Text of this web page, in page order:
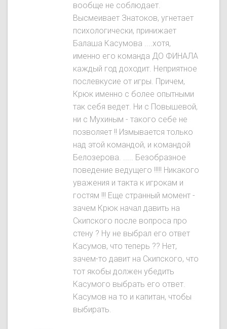
вообще не соблюдает.
Высмеивает Знатокoв, угнетает
психологически, принижает
Балаша Касумова ....хотя,
именно его команда ДО ФИНАЛА
каждый год доходит. Неприятное
послевкусие от игры. Причем,
Крюк именно с более опытными
так себя ведет. Ни с Повышевой,
ни с Мухиным - такого себе не
позволяет !! Измывается только
над этой командой, и командой
Белозерова. ..... Безобразное
поведение ведущего !!!!! Никакого
уважения и такта к игрокам и
гостям !!! Еще странный момент -
зачем Крюк начал давить на
Скипского после вопроса про
стену ? Ну не выбрал его ответ
Касумов, что теперь ?? Нет,
зачем-то давит на Скипского, что
тот якобы должен убедить
Касумого выбрать его ответ.
Касумов на то и капитан, чтобы
выбирать.